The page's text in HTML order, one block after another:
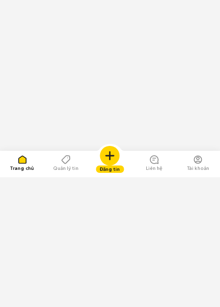
Trang chủ Quản lý tin Đăng tin Liên hệ Tài khoản